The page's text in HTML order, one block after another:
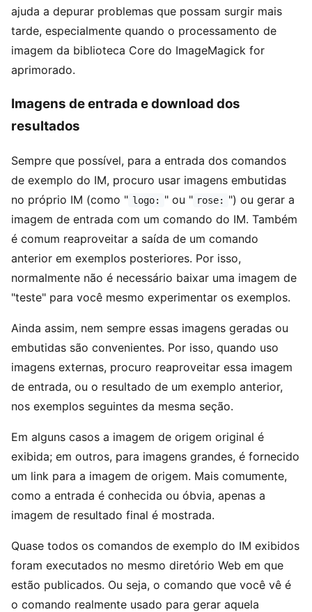
ajuda a depurar problemas que possam surgir mais
tarde, especialmente quando o processamento de
imagem da biblioteca Core do ImageMagick for
aprimorado.
Imagens de entrada e download dos
resultados
Sempre que possível, para a entrada dos comandos
de exemplo do IM, procuro usar imagens embutidas
no próprio IM (como " logo: " ou " rose:
") ou gerar a
imagem de entrada com um comando do IM. Também
é comum reaproveitar a saída de um comando
anterior em exemplos posteriores. Por isso,
normalmente não é necessário baixar uma imagem de
"teste" para você mesmo experimentar os exemplos.
Ainda assim, nem sempre essas imagens geradas ou
embutidas são convenientes. Por isso, quando uso
imagens externas, procuro reaproveitar essa imagem
de entrada, ou o resultado de um exemplo anterior,
nos exemplos seguintes da mesma seção.
Em alguns casos a imagem de origem original é
exibida; em outros, para imagens grandes, é fornecido
um link para a imagem de origem. Mais comumente,
como a entrada é conhecida ou óbvia, apenas a
imagem de resultado final é mostrada.
Quase todos os comandos de exemplo do IM exibidos
foram executados no mesmo diretório Web em que
estão publicados. Ou seja, o comando que você vê é
o comando realmente usado para gerar aquela